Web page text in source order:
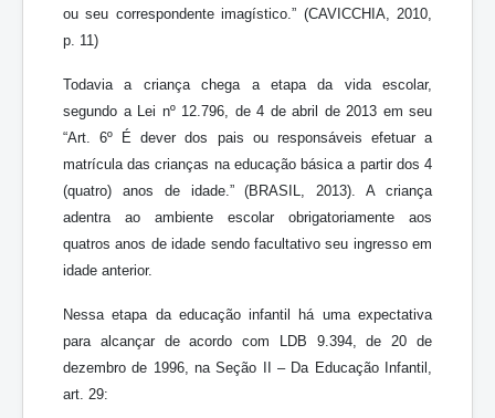
ou seu correspondente imagístico.” (CAVICCHIA, 2010,
p. 11)
Todavia a criança chega a etapa da vida escolar,
segundo a Lei nº 12.796, de 4 de abril de 2013 em seu
“Art. 6º É dever dos pais ou responsáveis efetuar a
matrícula das crianças na educação básica a partir dos 4
(quatro) anos de idade.” (BRASIL, 2013). A criança
adentra ao ambiente escolar obrigatoriamente aos
quatros anos de idade sendo facultativo seu ingresso em
idade anterior.
Nessa etapa da educação infantil há uma expectativa
para alcançar de acordo com LDB 9.394, de 20 de
dezembro de 1996, na Seção II – Da Educação Infantil,
art. 29: